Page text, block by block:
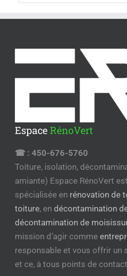
EspaceRénoVert
☎ : 450-676-5760
Toiture, isolation,
amiante) Espace RénoVert
spécialisée en rénovation de
toiture, en décontamination
décontamination de
mission d’agir comme
responsable et vous offrir un
et ce, à tous points de